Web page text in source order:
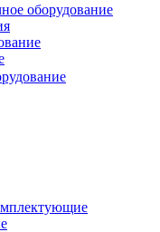
оборудование